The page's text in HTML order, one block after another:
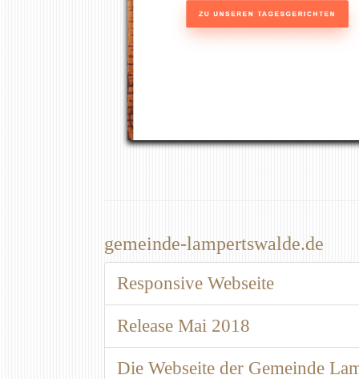
gemeinde-lampertswalde.de
Responsive Webseite
Release Mai 2018
Die Webseite der Gemeinde